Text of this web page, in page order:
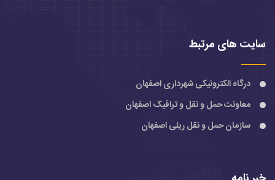
سایت های مرتبط
درگاه الکترونیکی شهرداری اصفهان
معاونت حمل و نقل و ترافیک اصفهان
سازمان حمل و نقل ریلی اصفهان